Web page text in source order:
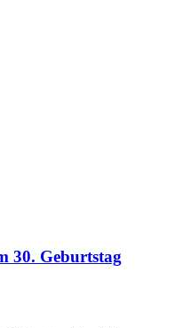
30. Geburtstag